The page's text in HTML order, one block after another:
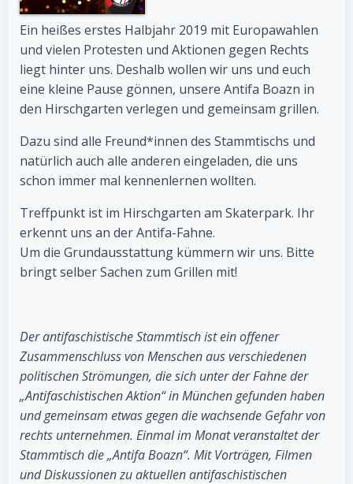
Ein heißes erstes Halbjahr 2019 mit Europawahlen
und vielen Protesten und Aktionen gegen Rechts
liegt hinter uns. Deshalb wollen wir uns und euch
eine kleine Pause gönnen, unsere Antifa Boazn in
den Hirschgarten verlegen und gemeinsam grillen.
Dazu sind alle Freund*innen des Stammtischs und
natürlich auch alle anderen eingeladen, die uns
schon immer mal kennenlernen wollten.
Treffpunkt ist im Hirschgarten am Skaterpark. Ihr
erkennt uns an der Antifa-Fahne.
Um die Grundausstattung kümmern wir uns. Bitte
bringt selber Sachen zum Grillen mit!
Der antifaschistische Stammtisch ist ein offener
Zusammenschluss von Menschen aus verschiedenen
politischen Strömungen, die sich unter der Fahne der
„Antifaschistischen Aktion“ in München gefunden haben
und gemeinsam etwas gegen die wachsende Gefahr von
rechts unternehmen. Einmal im Monat veranstaltet der
Stammtisch die „Antifa Boazn“. Mit Vorträgen, Filmen
und Diskussionen zu aktuellen antifaschistischen